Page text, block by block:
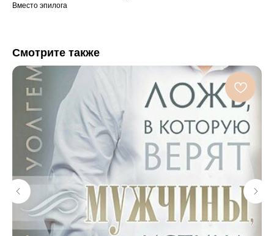
Вместо эпилога
Смотрите также